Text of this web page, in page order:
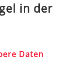
in der
Daten